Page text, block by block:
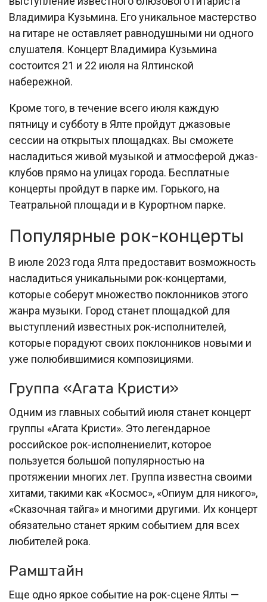
Владимира Кузьмина. Его уникальное мастерство
на гитаре не оставляет равнодушными ни одного
слушателя. Концерт Владимира Кузьмина
состоится 21 и 22 июля на Ялтинской
набережной.
Кроме того, в течение всего июля каждую
пятницу и субботу в Ялте пройдут джазовые
сессии на открытых площадках. Вы сможете
насладиться живой музыкой и атмосферой джаз-
клубов прямо на улицах города. Бесплатные
концерты пройдут в парке им. Горького, на
Театральной площади и в Курортном парке.
Популярные рок-концерты
В июле 2023 года Ялта предоставит возможность
насладиться уникальными рок-концертами,
которые соберут множество поклонников этого
жанра музыки. Город станет площадкой для
выступлений известных рок-исполнителей,
которые порадуют своих поклонников новыми и
уже полюбившимися композициями.
Группа «Агата Кристи»
Одним из главных событий июля станет концерт
группы «Агата Кристи». Это легендарное
российское рок-исполнениелит, которое
пользуется большой популярностью на
протяжении многих лет. Группа известна своими
хитами, такими как «Космос», «Опиум для никого»,
«Сказочная тайга» и многими другими. Их концерт
обязательно станет ярким событием для всех
любителей рока.
Рамштайн
Еще одно яркое событие на рок-сцене Ялты —